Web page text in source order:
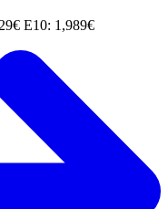
E10: 1,989€